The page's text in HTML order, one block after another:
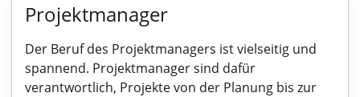
Projektmanager
Der Beruf des Projektmanagers ist vielseitig und
spannend. Projektmanager sind dafür
verantwortlich, Projekte von der Planung bis zur